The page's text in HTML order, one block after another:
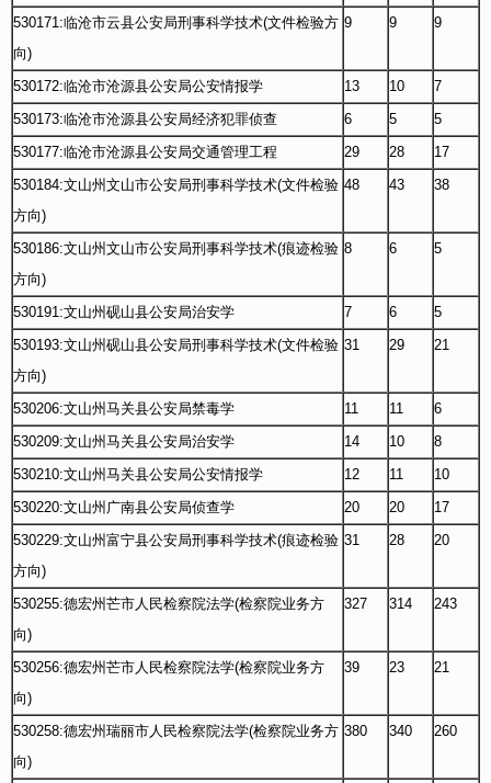
530171:临沧市云县公安局刑事科学技术(文件检验方
向)
9 9 9
530172:临沧市沧源县公安局公安情报学 13 10
7
530173:临沧市沧源县公安局经济犯罪侦查
6 5
5
530177:临沧市沧源县公安局交通管理工程
29 28
17
530184:文山州文山市公安局刑事科学技术(文件检验
方向)
48 43 38
530186:文山州文山市公安局刑事科学技术(痕迹检验
方向)
8 6 5
530191:文山州砚山县公安局治安学 7 6
5
530193:文山州砚山县公安局刑事科学技术(文件检验
方向)
31 29 21
530206:文山州马关县公安局禁毒学 11 11
6
530209:文山州马关县公安局治安学
14 10
8
530210:文山州马关县公安局公安情报学
12 11
10
530220:文山州广南县公安局侦查学
20 20
17
530229:文山州富宁县公安局刑事科学技术(痕迹检验
方向)
31 28 20
530255:德宏州芒市人民检察院法学(检察院业务方
向)
327 314 243
530256:德宏州芒市人民检察院法学(检察院业务方
向)
39 23 21
530258:德宏州瑞丽市人民检察院法学(检察院业务方
向)
380 340 260